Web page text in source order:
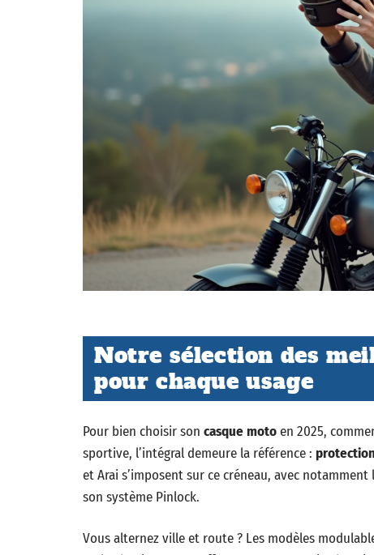
Notre sélection des
pour chaque usage
Pour bien choisir son casque motoen 2025,
sportive, l’intégral demeure la référence :
et Arai s’imposent sur ce créneau, avec
son système Pinlock.
Vous alternez ville et route ? Les modèles